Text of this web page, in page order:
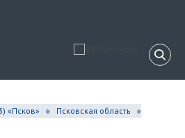
«Псков»
Псковская область